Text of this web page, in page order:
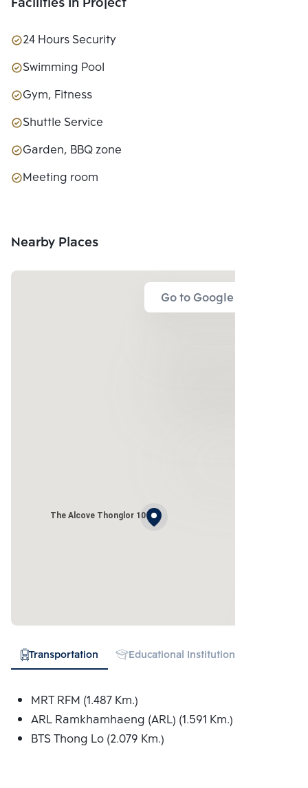
24 Hours Security
Swimming Pool
Gym, Fitness
Shuttle Service
Garden, BBQ zone
Meeting room
Nearby Places
Go to Google Map
The Alcove Thonglor 10
Transportation Educational Institution
MRT RFM (1.487 Km.)
ARL Ramkhamhaeng (ARL) (1.591 Km.)
BTS Thong Lo (2.079 Km.)